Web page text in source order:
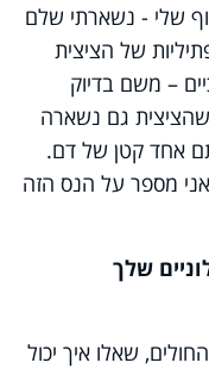
שלי - נשארתי שלם
של הציצית
הברכיים – משם בדיוק
שהציצית גם נשארה
אחד קטן של דם.
מספר על הנס הזה
שלך
שאלו איך יכול